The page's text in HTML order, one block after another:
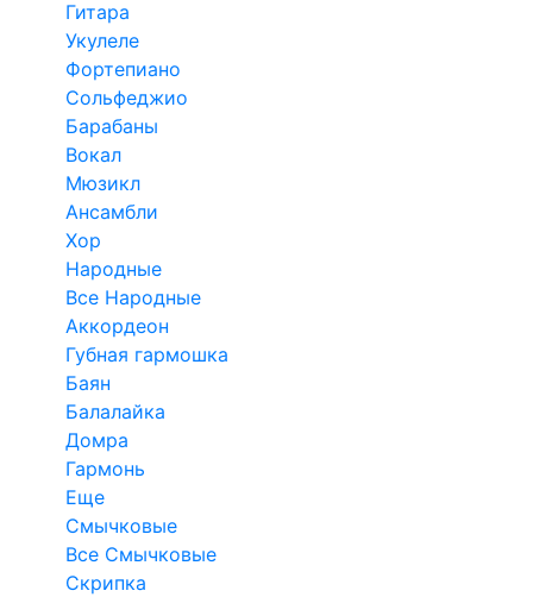
Гитара
Укулеле
Фортепиано
Сольфеджио
Барабаны
Вокал
Мюзикл
Ансамбли
Хор
Народные
Все Народные
Аккордеон
Губная гармошка
Баян
Балалайка
Домра
Гармонь
Еще
Смычковые
Все Смычковые
Скрипка